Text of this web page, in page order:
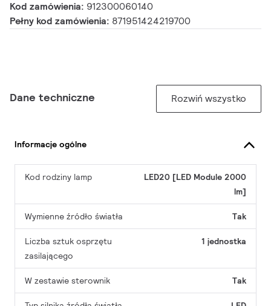
Kod zamówienia: 912300060140
Pełny kod zamówienia: 871951424219700
Dane techniczne Rozwiń wszystko
Informacje ogólne
Kod rodziny lamp
LED20 [LED Module 2000
lm]
Wymienne źródło światła Tak
Liczba sztuk osprzętu
zasilającego
1 jednostka
W zestawie sterownik Tak